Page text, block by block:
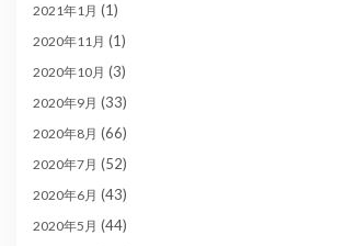
2021年1月 (1)
2020年11月 (1)
2020年10月 (3)
2020年9月 (33)
2020年8月 (66)
2020年7月 (52)
2020年6月 (43)
2020年5月 (44)